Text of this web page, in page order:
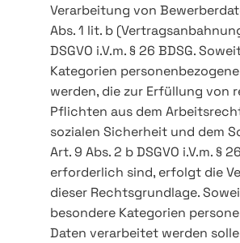
Verarbeitung von
Abs. 1 lit. b
DSGVO i.V.m. § 26 BDSG.
Kategorien
werden, die zur Erfüllung von
Pflichten aus dem
sozialen Sicherheit und dem
Art. 9 Abs. 2 b DSGVO i.V.m. §
erforderlich sind, erfolgt die
dieser Rechtsgrundlage.
besondere Kategorien
Daten verarbeitet werden